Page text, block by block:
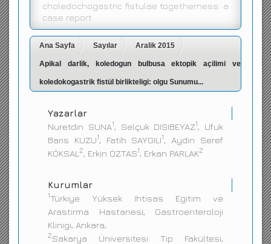
İletişim
choledochogastric fistulae togetherness: a
case report
Ana Sayfa Sayılar Aralik 2015
Apikal darlik, koledogun bulbusa ektopik açilimi ve
koledokogastrik fistül birlikteligi: olgu Sunumu...
Yazarlar
Nuretdin SUNA1, Selçuk DISIBEYAZ1, Ufuk
Baris KUZU1, Fatih SAYGILI1, Aydin Seref
KÖKSAL 2, Erkin ÖZTAS1, Erkan PARLAK2
Kurumlar
1Türkiye Yüksek Ihtisas Egitim ve
Arastirma Hastanesi, Gastroenteroloji
Klinigi, Ankara,
2Sakarya Üniversitesi Tip Fakültesi,